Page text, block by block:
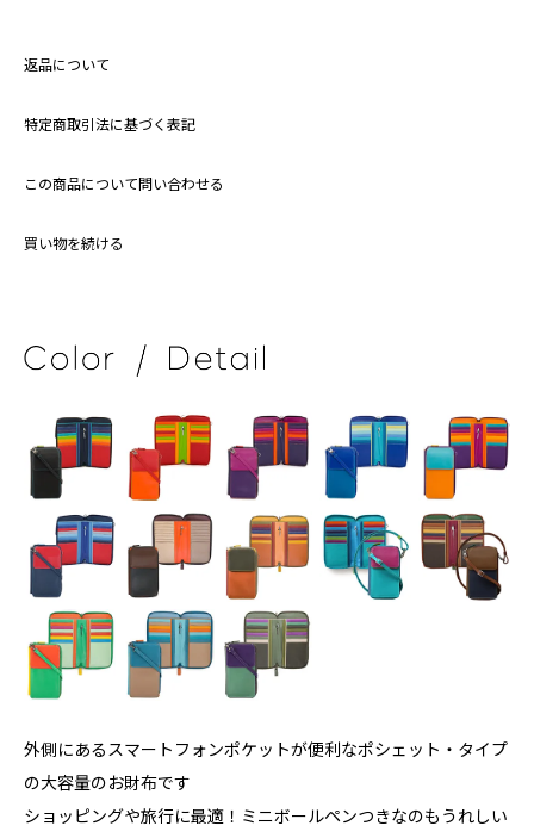
返品について
特定商取引法に基づく表記
この商品について問い合わせる
買い物を続ける
外側にあるスマートフォンポケットが便利なポシェット・タイプ
の大容量のお財布です
ショッピングや旅行に最適！ミニボールペンつきなのもうれしい